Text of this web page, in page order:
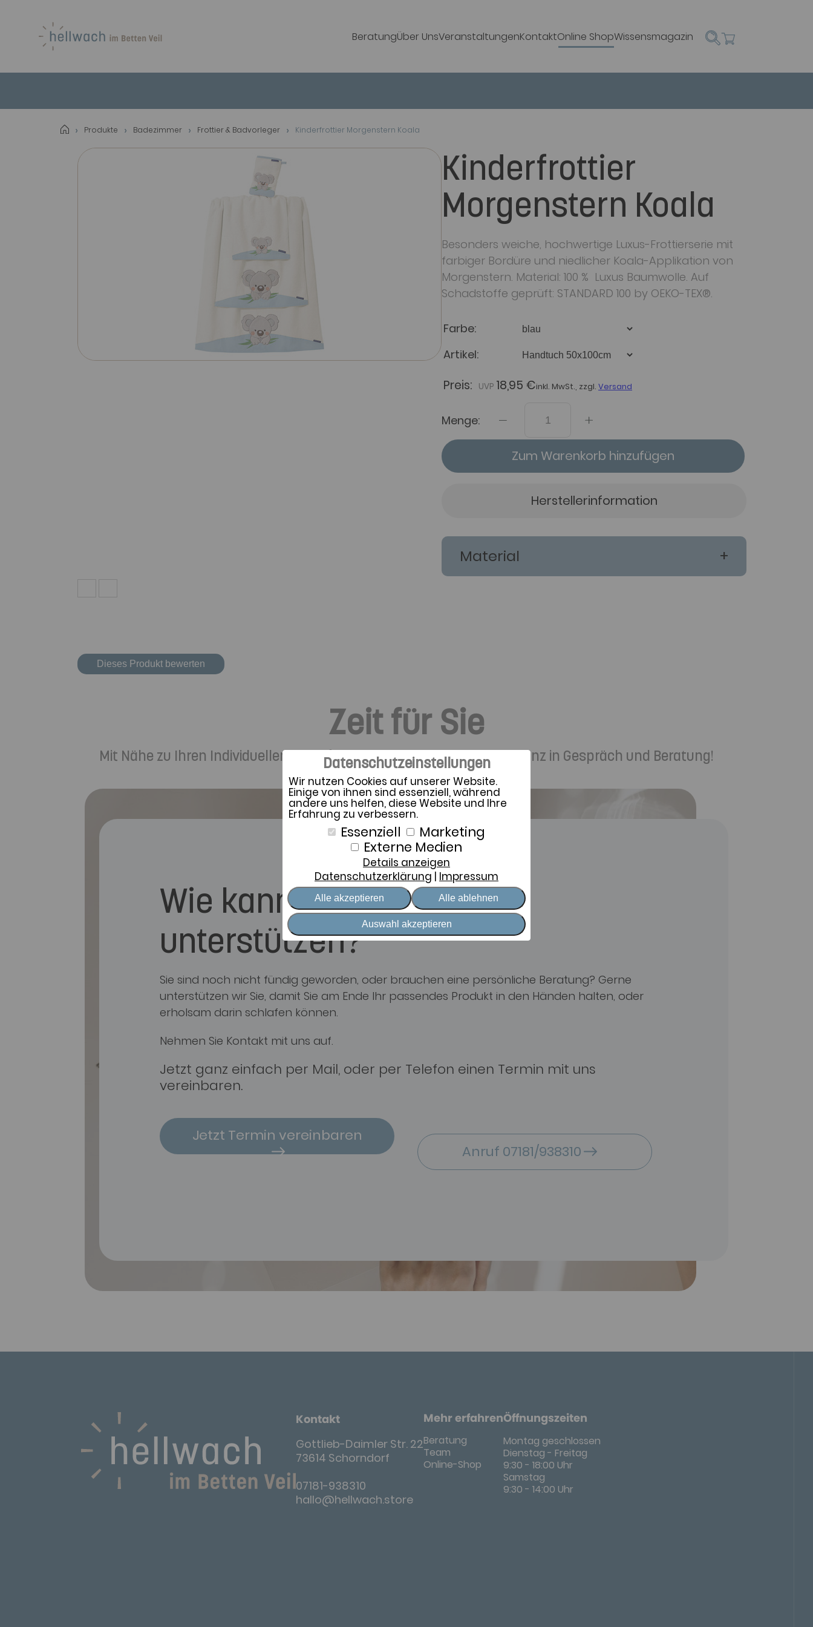
Datenschutzeinstellungen
Wir nutzen Cookies auf unserer Website.
Einige von ihnen sind essenziell, während
andere uns helfen, diese Website und Ihre
Erfahrung zu verbessern.
Essenziell
Marketing
Externe Medien
Details anzeigen
Datenschutzerklärung Impressum
Alle akzeptieren Alle ablehnen
Auswahl akzeptieren
BeratungÜber UnsVeranstaltungenKontaktOnline ShopWissensmagazin
Produkte Badezimmer Frottier & Badvorleger Kinderfrottier Morgenstern Koala
Kinderfrottier
Morgenstern Koala
Besonders weiche, hochwertige Luxus-Frottierserie mit
farbiger Bordüre und niedlicher Koala-Applikation von
Morgenstern. Material: 100 % Luxus Baumwolle. Auf
Schadstoffe geprüft: STANDARD 100 by OEKO-TEX®.
Farbe
Artikel
Preis: 18,95 €inkl. MwSt., zzgl. Versand
Menge:
Zum Warenkorb hinzufügen
Herstellerinformation
Material
Dieses Produkt bewerten
Zeit für Sie
Mit Nähe zu Ihren Individuellen Schlafwünschen und achtsamer Distanz in Gespräch und Beratung!
Wie kann ich Sie
unterstützen?
Sie sind noch nicht fündig geworden, oder brauchen eine persönliche Beratung? Gerne
unterstützen wir Sie, damit Sie am Ende Ihr passendes Produkt in den Händen halten, oder
erholsam darin schlafen können.
Nehmen Sie Kontakt mit uns auf.
Jetzt ganz einfach per Mail, oder per Telefon einen Termin mit uns
vereinbaren.
Jetzt Termin vereinbaren
Anruf 07181/938310
Kontakt
Gottlieb-Daimler Str. 22
73614 Schorndorf
07181-938310
hallo@hellwach.store
Mehr erfahren
Beratung
Team
Online-Shop
Öffnungszeiten
Montag geschlossen
Dienstag - Freitag
9:30 - 18:00 Uhr
Samstag
9:30 - 14:00 Uhr